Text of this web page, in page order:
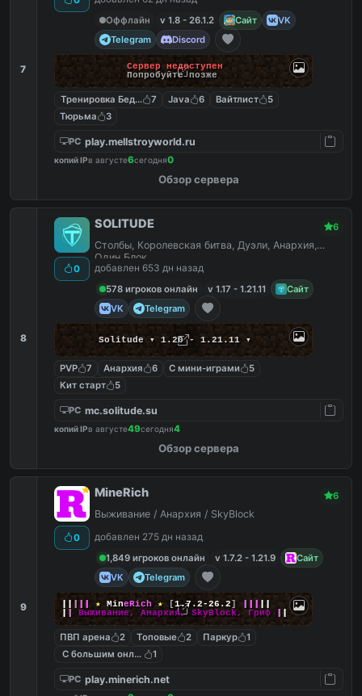
7
Оффлайн
v 1.8 - 26.1.2 Сайт
VK
Telegram
Discord
Сервер недоступен
Попробуйте позже
Тренировка Бед Варс
7 Java 6 Вайтлист
5
Тюрьма
3
PC play.mellstroyworld.ru
копий IPв августе6сегодня0
Обзор сервера
8
0
SOLITUDE 6
Столбы, Королевская битва, Дуэли, Анархия,
Один Блок
добавлен 653 дн назад
578 игроков онлайн
v 1.17 - 1.21.11
Сайт
VK
Telegram
Solitude ▾ 1.20 - 1.21.11 ▾
PVP 7 Анархия 6 С мини-играми
5
Кит старт
5
PC mc.solitude.su
копий IPв августе49сегодня4
Обзор сервера
9
0
MineRich 6
Выживание / Анархия / SkyBlock
добавлен 275 дн назад
1,849 игроков онлайн
v 1.7.2 - 1.21.9
Сайт
VK
Telegram
★ MineRic h ★ [1.7.2-26.2] |
| Выживание, Анархия, SkyBlock, Гриф | |
ПВП арена 2 Топовые 2 Паркур
1
С большим онлайном
1
PC play.minerich.net